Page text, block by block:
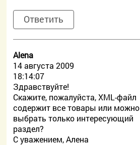
Ответить
Alena
14 августа 2009
18:14:07
Здравствуйте!
Скажите, пожалуйста, XML-файл
содержит все товары или можно
выбрать только интересующий
раздел?
С уважением, Алена